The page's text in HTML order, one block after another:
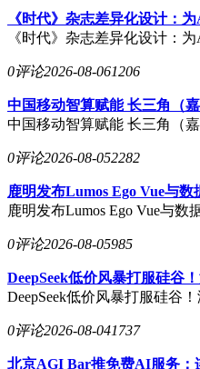
《时代》杂志差异化设计：
《时代》杂志差异化设计：
0评论2026-08-061206
中国移动智算赋能 长三角（
中国移动智算赋能 长三角（
0评论2026-08-052282
鹿明发布Lumos Ego Vue与
鹿明发布Lumos Ego Vue与
0评论2026-08-05985
DeepSeek低价风暴打服硅谷
DeepSeek低价风暴打服硅谷
0评论2026-08-041737
北京AGI Bar推免费AI服务：